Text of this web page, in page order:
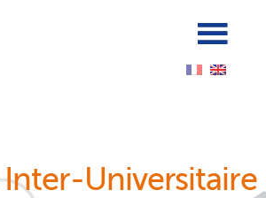
Universitaire
panel